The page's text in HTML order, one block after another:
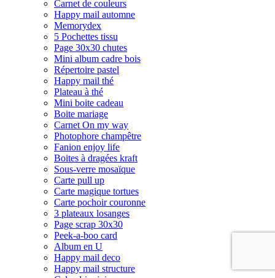
Carnet de couleurs
Happy mail automne
Memorydex
5 Pochettes tissu
Page 30x30 chutes
Mini album cadre bois
Répertoire pastel
Happy mail thé
Plateau à thé
Mini boite cadeau
Boite mariage
Carnet On my way
Photophore champêtre
Fanion enjoy life
Boites à dragées kraft
Sous-verre mosaïque
Carte pull up
Carte magique tortues
Carte pochoir couronne
3 plateaux losanges
Page scrap 30x30
Peek-a-boo card
Album en U
Happy mail deco
Happy mail structure